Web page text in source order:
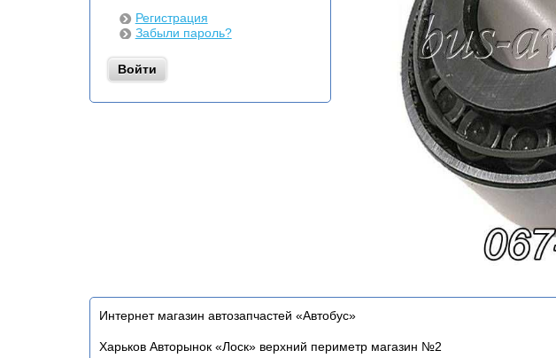
Регистрация
Забыли пароль?
Интернет магазин автозапчастей «Автобус»
Харьков Авторынок «Лоск» верхний периметр магазин №2